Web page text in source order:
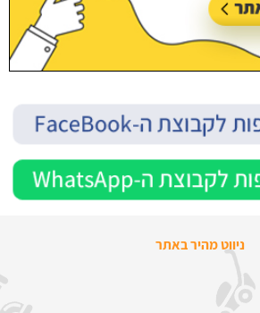
ניווט מהיר באתר